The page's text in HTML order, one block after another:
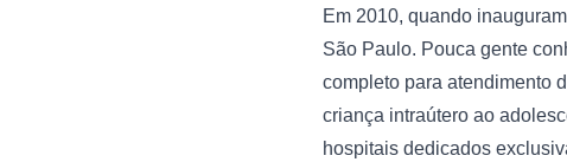
Em 2010, quando
São Paulo. Pouca gente
completo para atendimento
criança intraútero ao
hospitais dedicados